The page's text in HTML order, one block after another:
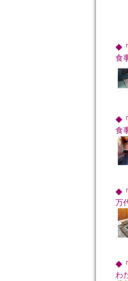
◆「
食
◆「
食
◆「
万
◆「
わ